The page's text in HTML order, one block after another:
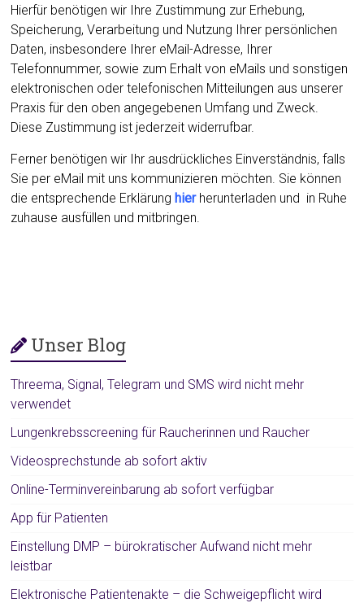
Hierfür benötigen wir Ihre Zustimmung zur Erhebung,
Speicherung, Verarbeitung und Nutzung Ihrer persönlichen
Daten, insbesondere Ihrer eMail-Adresse, Ihrer
Telefonnummer, sowie zum Erhalt von eMails und sonstigen
elektronischen oder telefonischen Mitteilungen aus unserer
Praxis für den oben angegebenen Umfang und Zweck.
Diese Zustimmung ist jederzeit widerrufbar.
Ferner benötigen wir Ihr ausdrückliches Einverständnis, falls
Sie per eMail mit uns kommunizieren möchten. Sie können
die entsprechende Erklärung hierherunterladen und in Ruhe
zuhause ausfüllen und mitbringen.
Unser Blog
Threema, Signal, Telegram und SMS wird nicht mehr
verwendet
Lungenkrebsscreening für Raucherinnen und Raucher
Videosprechstunde ab sofort aktiv
Online-Terminvereinbarung ab sofort verfügbar
App für Patienten
Einstellung DMP – bürokratischer Aufwand nicht mehr
leistbar
Elektronische Patientenakte – die Schweigepflicht wird